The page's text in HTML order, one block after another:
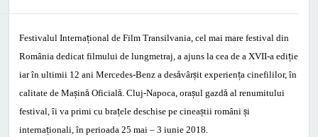
Festivalul Internațional de Film Transilvania, cel mai mare festival din
România dedicat filmului de lungmetraj, a ajuns la cea de a XVII-a ediție
iar în ultimii 12 ani Mercedes-Benz a desăvârșit experiența cinefililor, în
calitate de MașinăOficială. Cluj-Napoca, orașul gazdăal renumitului
festival, îi va primi cu brațele deschise pe cineaștii români și
internaționali, în perioada 25 mai – 3 iunie 2018.